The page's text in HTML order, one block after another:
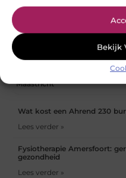
Bekijk
Maastricht
Wat kost een Ahrend 230
Lees verder »
Fysiotherapie Amersfoort:
gezondheid
Lees verder »